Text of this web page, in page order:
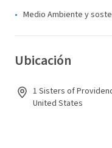
Medio Ambiente y
Ubicación
1 Sisters of
United States